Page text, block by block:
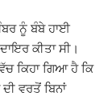
ਨੂੰ ਬੰਬੇ ਹਾਈ
ਕੀਤਾ ਸੀ।
ਕਿਹਾ ਗਿਆ ਹੈ ਕਿ
ਵਰਤੋਂ ਬਿਨਾਂ